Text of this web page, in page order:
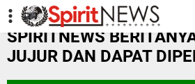
-->
SPIRITNEWS
JUJUR DAN DAPAT